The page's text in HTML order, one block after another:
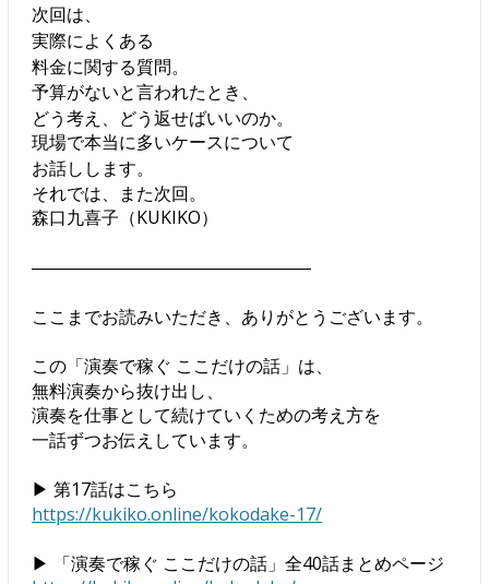
次回は、
実際によくある
料金に関する質問。
予算がないと言われたとき、
どう考え、どう返せばいいのか。
現場で本当に多いケースについて
お話しします。
それでは、また次回。
森口九喜子（KUKIKO）
――――――――――――――――
ここまでお読みいただき、ありがとうございます。
この「演奏で稼ぐ ここだけの話」は、
無料演奏から抜け出し、
演奏を仕事として続けていくための考え方を
一話ずつお伝えしています。
▶︎ 第17話はこちら
https://kukiko.online/kokodake-17/
▶︎ 「演奏で稼ぐ ここだけの話」全40話まとめページ